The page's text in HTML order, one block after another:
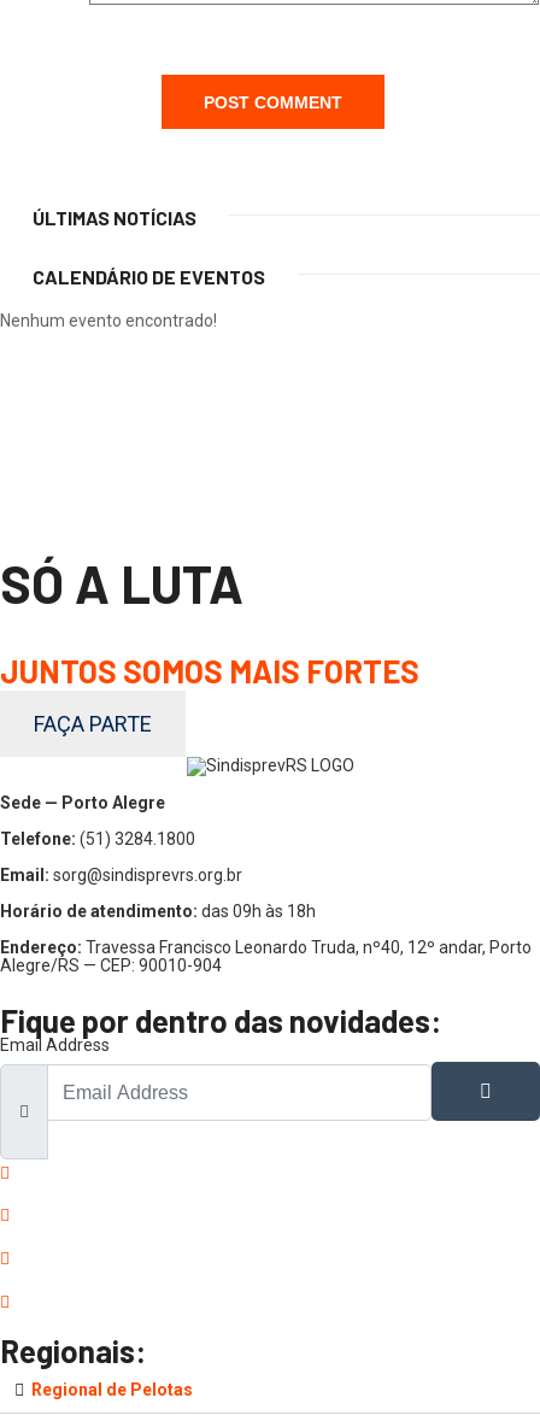
ÚLTIMAS NOTÍCIAS
CALENDÁRIO DE EVENTOS
Nenhum evento encontrado!
SÓ A LUTA
JUNTOS SOMOS MAIS FORTES
FAÇA PARTE
Sede — Porto Alegre
Telefone: (51) 3284.1800
Email: sorg@sindisprevrs.org.br
Horário de atendimento: das 09h às 18h
Endereço: Travessa Francisco Leonardo Truda, nº40, 12º andar, Porto
Alegre/RS — CEP: 90010-904
Fique por dentro das novidades:
Email Address
Regionais:
Regional de Pelotas